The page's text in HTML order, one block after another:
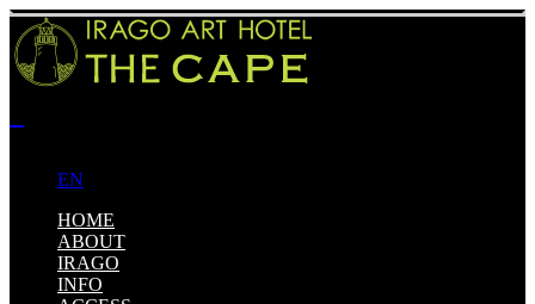
EN
HOME
ABOUT
IRAGO
INFO